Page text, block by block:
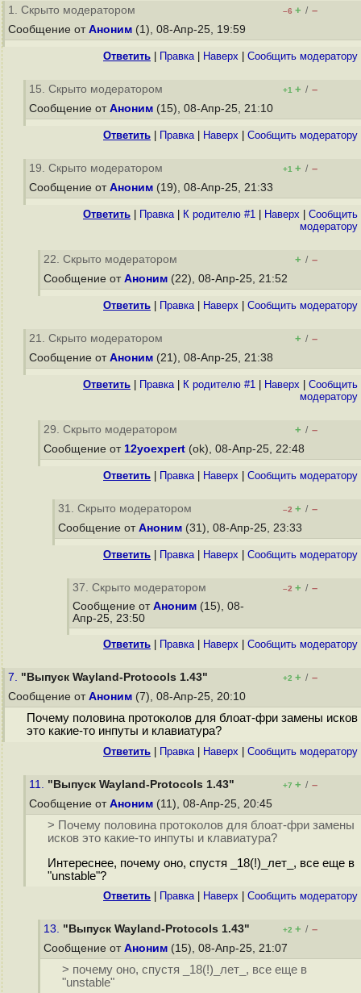
1. Скрыто модератором –6 + / –
Сообщение от Аноним (1), 08-Апр-25, 19:59
Ответить Правка| Наверх Cообщить модератору
15. Скрыто модератором +1 + / –
Сообщение от Аноним (15), 08-Апр-25, 21:10
Ответить Правка| Наверх Cообщить модератору
19. Скрыто модератором +1 + / –
Сообщение от Аноним (19), 08-Апр-25, 21:33
Ответить Правка| К родителю #1 Наверх
Cообщить
модератору
22. Скрыто модератором + / –
Сообщение от Аноним (22), 08-Апр-25, 21:52
Ответить Правка| Наверх Cообщить модератору
21. Скрыто модератором + / –
Сообщение от Аноним (21), 08-Апр-25, 21:38
Ответить Правка| К родителю #1 Наверх
Cообщить
модератору
29. Скрыто модератором + / –
Сообщение от 12yoexpert (ok), 08-Апр-25, 22:48
Ответить Правка| Наверх Cообщить модератору
31. Скрыто модератором –2 + / –
Сообщение от Аноним (31), 08-Апр-25, 23:33
Ответить Правка| Наверх Cообщить модератору
37. Скрыто модератором –2 + / –
Сообщение от Аноним (15), 08-
Апр-25, 23:50
Ответить Правка| Наверх Cообщить модератору
7. "Выпуск Wayland-Protocols 1.43" +2 + / –
Сообщение от Аноним (7), 08-Апр-25, 20:10
Почему половина протоколов для блоат-фри замены исков
это какие-то инпуты и клавиатура?
Ответить Правка| Наверх Cообщить модератору
11. "Выпуск Wayland-Protocols 1.43" +7 + / –
Сообщение от Аноним (11), 08-Апр-25, 20:45
> Почему половина протоколов для блоат-фри замены
исков это какие-то инпуты и клавиатура?
Интереснее, почему оно, спустя _18(!)_лет_, все еще в
"unstable"?
Ответить Правка| Наверх Cообщить модератору
13. "Выпуск Wayland-Protocols 1.43" +2 + / –
Сообщение от Аноним (15), 08-Апр-25, 21:07
> почему оно, спустя _18(!)_лет_, все еще в
"unstable"